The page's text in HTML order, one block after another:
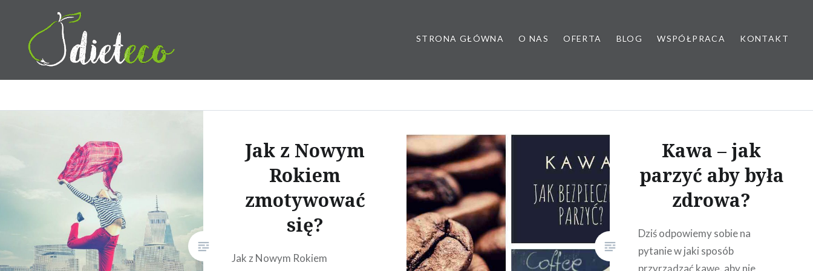
Dietetyk Bydgoszcz Toruń, poradnia dietetyczna, dietetyk dziecięcy
STRONA GŁÓWNA O NAS OFERTA BLOG WSPÓŁPRACA KONTAKT
Jak z Nowym
Rokiem
zmotywować
się?
Jak z Nowym Rokiem
Kawa – jak
parzyć aby była
zdrowa?
Dziś odpowiemy sobie na
pytanie w jaki sposób
przyrządzać kawę, aby nie